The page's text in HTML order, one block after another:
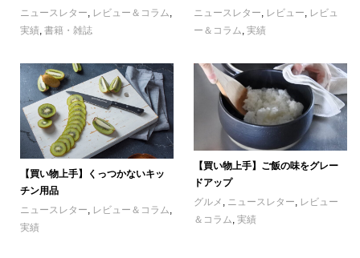
ニュースレター
レビュー＆コラム
実績 書籍・雑誌
ニュースレター
レビュー
レビュ
ー＆コラム ,実績
【買い物上手】くっつかないキッ
チン用品
ニュースレター
レビュー＆コラム
実績
【買い物上手】ご飯の味をグレー
ドアップ
グルメ
ニュースレター
レビュー
＆コラム ,実績